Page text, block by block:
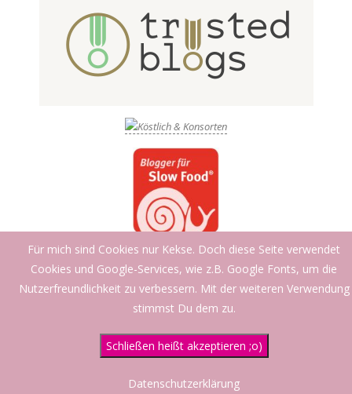
DatenschutzerklärungDesigned using Creattica. Powered by
Für mich sind Cookies nur Kekse. Doch diese Seite verwendet
Cookies und Google-Services, wie z.B. Google Fonts, um die
Nutzerfreundlichkeit zu verbessern. Mit der weiteren Verwendung
stimmst Du dem zu.
Schließen heißt akzeptieren ;o)
Datenschutzerklärung